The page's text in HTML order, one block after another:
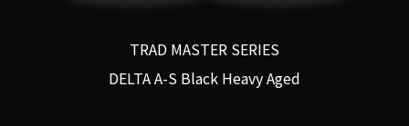
TRAD MASTER SERIES
DELTA A-S Black Heavy Aged